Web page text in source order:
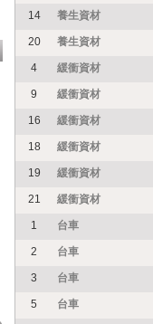
14 養生資材
20 養生資材
4 緩衝資材
9 緩衝資材
16 緩衝資材
18 緩衝資材
19 緩衝資材
21 緩衝資材
1 台車
2 台車
3 台車
5 台車